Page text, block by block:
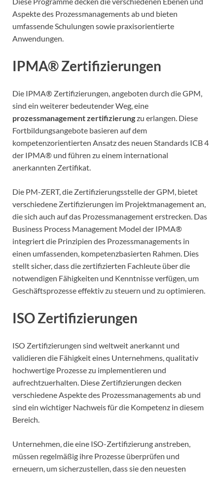
Aspekte des Prozessmanagements ab und bieten
umfassende Schulungen sowie praxisorientierte
Anwendungen.
IPMA® Zertifizierungen
Die IPMA® Zertifizierungen, angeboten durch die GPM,
sind ein weiterer bedeutender Weg, eine
prozessmanagement zertifizierungzu erlangen. Diese
Fortbildungsangebote basieren auf dem
kompetenzorientierten Ansatz des neuen Standards ICB 4
der IPMA® und führen zu einem international
anerkannten Zertifikat.
Die PM-ZERT, die Zertifizierungsstelle der GPM, bietet
verschiedene Zertifizierungen im Projektmanagement an,
die sich auch auf das Prozessmanagement erstrecken. Das
Business Process Management Model der IPMA®
integriert die Prinzipien des Prozessmanagements in
einen umfassenden, kompetenzbasierten Rahmen. Dies
stellt sicher, dass die zertifizierten Fachleute über die
notwendigen Fähigkeiten und Kenntnisse verfügen, um
Geschäftsprozesse effektiv zu steuern und zu optimieren.
ISO Zertifizierungen
ISO Zertifizierungen sind weltweit anerkannt und
validieren die Fähigkeit eines Unternehmens, qualitativ
hochwertige Prozesse zu implementieren und
aufrechtzuerhalten. Diese Zertifizierungen decken
verschiedene Aspekte des Prozessmanagements ab und
sind ein wichtiger Nachweis für die Kompetenz in diesem
Bereich.
Unternehmen, die eine ISO-Zertifizierung anstreben,
müssen regelmäßig ihre Prozesse überprüfen und
erneuern, um sicherzustellen, dass sie den neuesten